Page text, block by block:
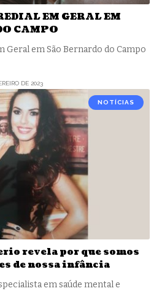
EM GERAL EM
CAMPO
Geral em São Bernardo do Campo
DE 2023
NOTÍCIAS
revela por que somos
de nossa infância
em saúde mental e